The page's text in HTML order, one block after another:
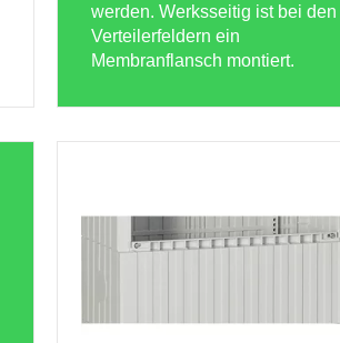
werden. Werksseitig ist bei den
Verteilerfeldern ein
Membranflansch montiert.